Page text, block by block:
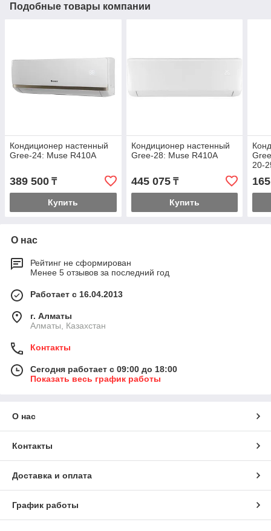
Подобные товары компании
Кондиционер настенный
Gree-24: Muse R410A
389 500 ₸
Купить
Кондиционер настенный
Gree-28: Muse R410A
445 075₸
Купить
20-
О нас
Рейтинг не сформирован
Менее 5 отзывов за последний год
Работает с 16.04.2013
г. Алматы
Алматы, Казахстан
Контакты
Сегодня работает с 09:00 до 18:00
Показать весь график работы
О нас
Контакты
Доставка и оплата
График работы